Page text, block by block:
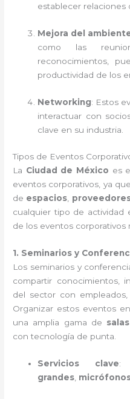
establecer relaciones
Mejora del
como las
reconocimientos,
productividad de los
Networking: Estos
interactuar con
clave en su industria.
Tipos de Eventos
La Ciudad de México es
eventos corporativos, ya
de espacios,
cualquier tipo de actividad
de los eventos corporativos
1. Seminarios y
Los seminarios y
compartir conocimientos,
del sector con
Organizar estos eventos en
una amplia gama de
con tecnología de punta.
Servicios clave
grandes